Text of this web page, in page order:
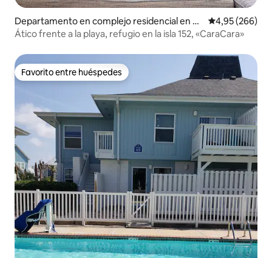
Departamento en complejo residencial en Po
rt Aransas
Calificación
4,95 (266)
Ático frente a la playa, refugio en la isla 152, «CaraCara»
Favorito entre huéspedes
Favorito entre huéspedes